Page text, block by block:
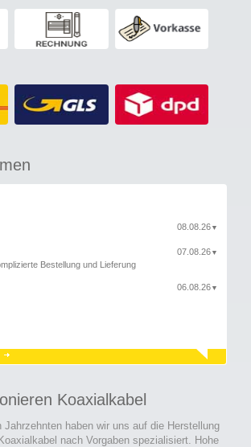
08.08.26 ▼
07.08.26 ▼
Bestellung und Lieferung
06.08.26 ▼
Koaxialkabel
Jahrzehnten haben wir uns auf die Herstellung
nach Vorgaben spezialisiert. Hohe